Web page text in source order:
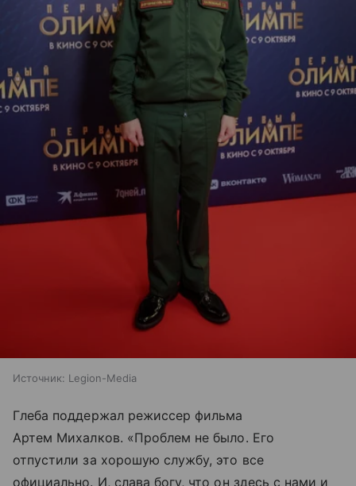
Источник: Legion-Media
Глеба поддержал режиссер фильма
Артем Михалков. «Проблем не было. Его
отпустили за хорошую службу, это все
официально. И, слава богу, что он здесь с нами и